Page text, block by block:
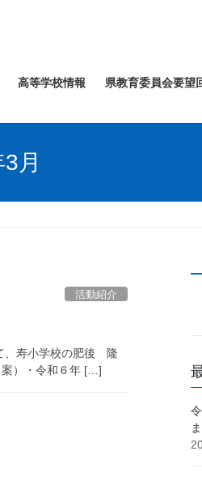
高等学校情報 県教育委員会要望
月
活動紹介
、寿小学校の肥後 隆
）・令和６年 […]